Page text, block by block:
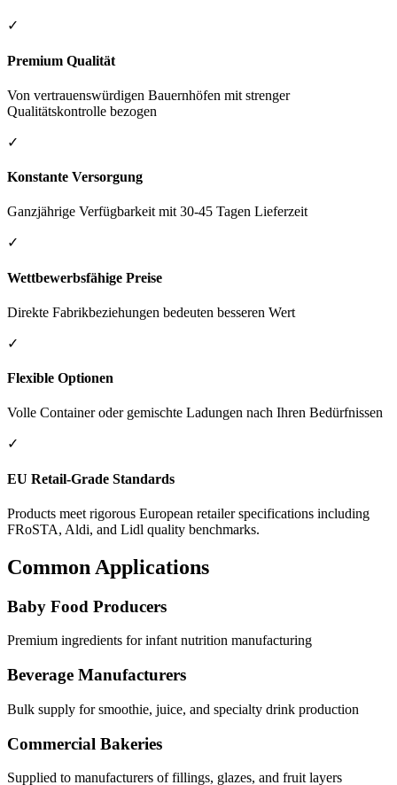
✓
Premium Qualität
Von vertrauenswürdigen Bauernhöfen mit strenger
Qualitätskontrolle bezogen
✓
Konstante Versorgung
Ganzjährige Verfügbarkeit mit 30-45 Tagen Lieferzeit
✓
Wettbewerbsfähige Preise
Direkte Fabrikbeziehungen bedeuten besseren Wert
✓
Flexible Optionen
Volle Container oder gemischte Ladungen nach Ihren Bedürfnissen
✓
EU Retail-Grade Standards
Products meet rigorous European retailer specifications including
FRoSTA, Aldi, and Lidl quality benchmarks.
Common Applications
Baby Food Producers
Premium ingredients for infant nutrition manufacturing
Beverage Manufacturers
Bulk supply for smoothie, juice, and specialty drink production
Commercial Bakeries
Supplied to manufacturers of fillings, glazes, and fruit layers